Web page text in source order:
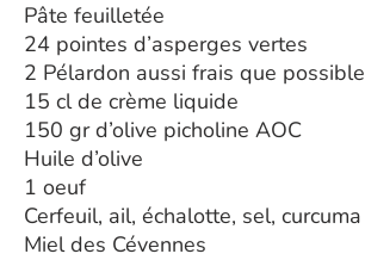
Pâte feuilletée
24 pointes d’asperges vertes
2 Pélardon aussi frais que possible
15 cl de crème liquide
150 gr d’olive picholine AOC
Huile d’olive
1 oeuf
Cerfeuil, ail, échalotte, sel, curcuma
Miel des Cévennes